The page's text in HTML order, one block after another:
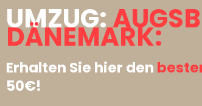
UMZUG:
DÄNEMARK:
Erhalten Sie hier den
50€!